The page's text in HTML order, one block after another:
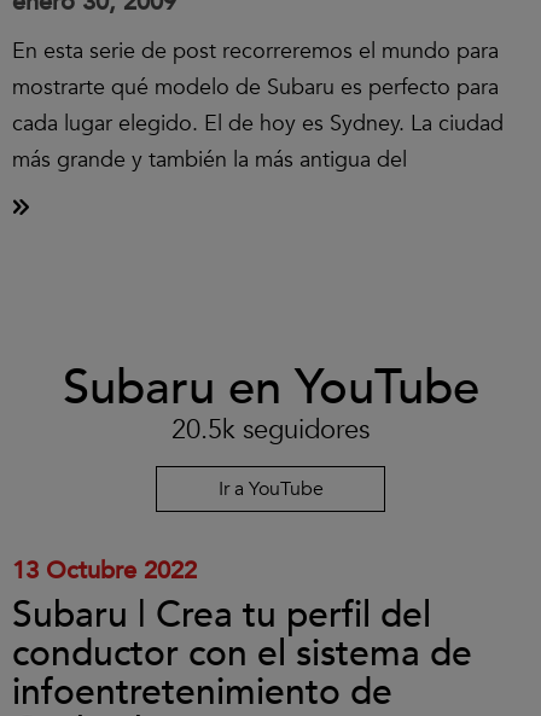
En esta serie de post recorreremos el mundo para
mostrarte qué modelo de Subaru es perfecto para
cada lugar elegido. El de hoy es Sydney. La ciudad
más grande y también la más antigua del
Subaru en YouTube
20.5k seguidores
Ir a YouTube
aceptar
13 Octubre 2022
Subaru | Crea tu perfil del
conductor con el sistema de
infoentretenimiento de